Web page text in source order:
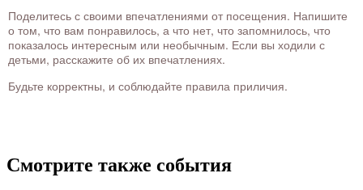
Поделитесь с своими впечатлениями от посещения. Напишите
о том, что вам понравилось, а что нет, что запомнилось, что
показалось интересным или необычным. Если вы ходили с
детьми, расскажите об их впечатлениях.
Будьте корректны, и соблюдайте правила приличия.
Смотрите также события